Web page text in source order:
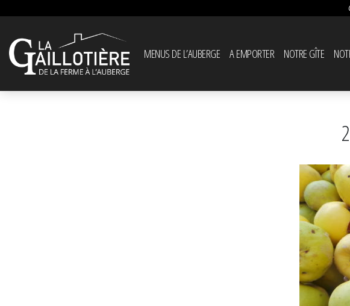
MENUS DE L’AUBERGE A EMPORTER NOTRE GÎTE